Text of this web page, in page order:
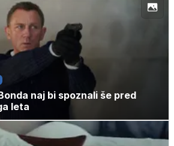
naj bi spoznali še pred
leta